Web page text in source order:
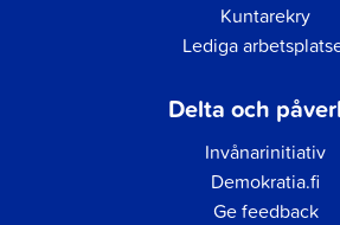
Kuntarekry
Lediga
Delta och
Invånarinitiativ
Demokratia.fi
Ge feedback